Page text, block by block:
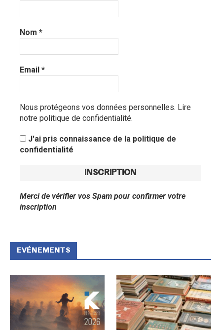
Nom *
Email *
Nous protégeons vos données personnelles. Lire
notre politique de confidentialité.
J'ai pris connaissance de la politique de
confidentialité
Merci de vérifier vos Spam pour confirmer votre
inscription
EVÉNEMENTS